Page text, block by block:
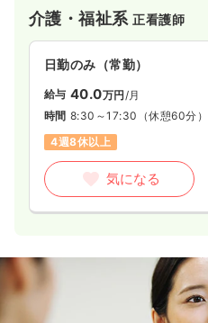
ICU系正看護師
日勤のみ（常勤）
給与 23.4万円 /月
時間 8:30～17:30
4週8休以上
月給24万円以上可
気になる
賞与80.1万円
介護・福祉系正看護師
日勤のみ（常勤）
給与 40.0万円 /月
時間 8:30～17:30 （休憩60分）
4週8休以上
気になる